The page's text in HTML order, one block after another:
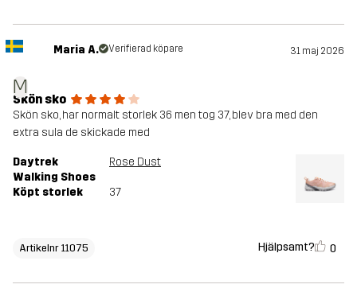
M
Maria A. Verifierad köpare 31 maj 2026
Skön sko
Skön sko, har normalt storlek 36 men tog 37, blev bra med den
extra sula de skickade med
Daytrek
Walking Shoes
Rose Dust
Köpt storlek 37
Artikelnr 11075 Hjälpsamt? 0